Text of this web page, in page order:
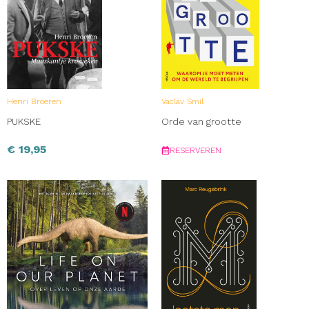
Henri Broeren
PUKSKE
€ 19,95
Vaclav Smil
Orde van grootte
RESERVEREN